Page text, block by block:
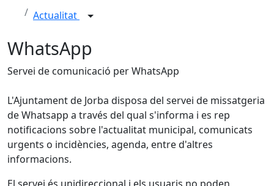
Actualitat
WhatsApp
Servei de comunicació per WhatsApp
L'Ajuntament de Jorba disposa del servei de missatgeria
de Whatsapp a través del qual s'informa i es rep
notificacions sobre l'actualitat municipal, comunicats
urgents o incidències, agenda, entre d'altres
informacions.